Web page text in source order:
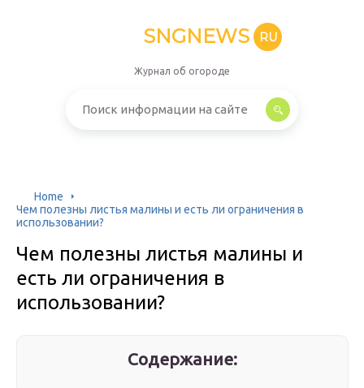
SNGNEWS RU
Журнал об огороде
Home
Чем полезны листья малины и есть ли ограничения в
использовании?
Чем полезны листья малины и
есть ли ограничения в
использовании?
Содержание: